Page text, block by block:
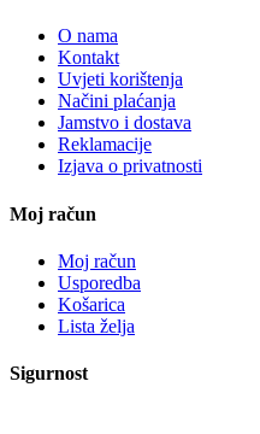
O nama
Kontakt
Uvjeti korištenja
Načini plaćanja
Jamstvo i dostava
Reklamacije
Izjava o privatnosti
Moj račun
Moj račun
Usporedba
Košarica
Lista želja
Sigurnost